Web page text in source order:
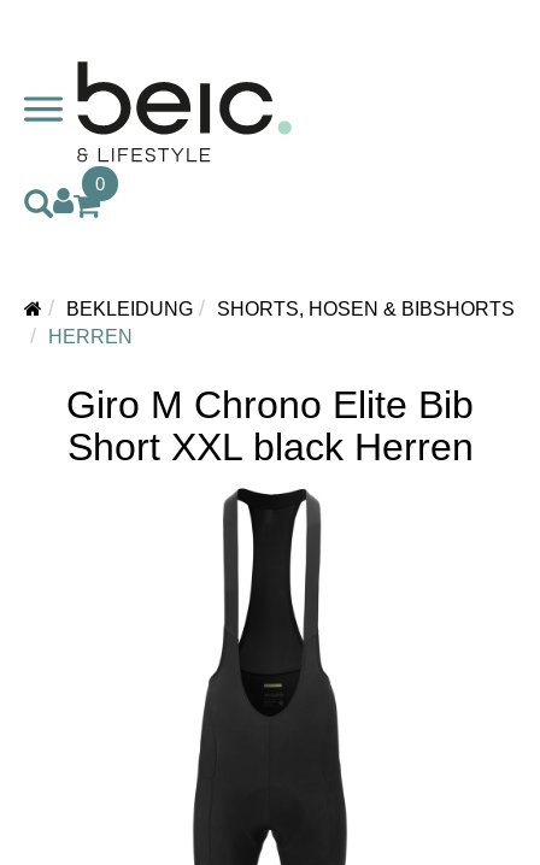
0
BEKLEIDUNG
SHORTS, HOSEN & BIBSHORTS
HERREN
Giro M Chrono Elite Bib
Short XXL black Herren